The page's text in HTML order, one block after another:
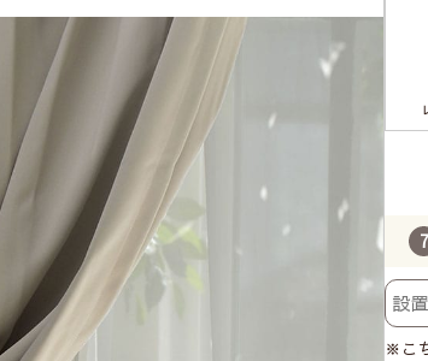
※こ